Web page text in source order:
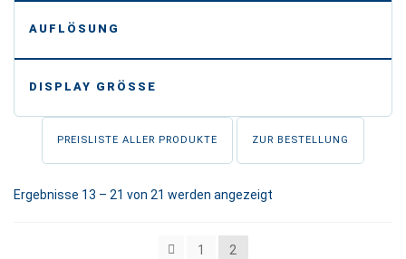
AUFLÖSUNG
DISPLAY GRÖSSE
PREISLISTE ALLER PRODUKTE ZUR BESTELLUNG
Ergebnisse 13 – 21 von 21 werden angezeigt
1 2